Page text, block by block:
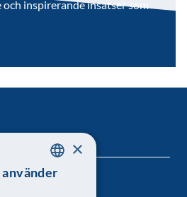
och inspirerande insatser som
SWEDISH
×